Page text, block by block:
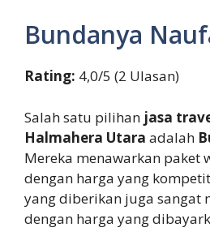
Bundanya
Rating: 4,0/5 (2 Ulasan)
Salah satu pilihan jasa
Halmahera Utara adalah
Mereka menawarkan paket
dengan harga yang
yang diberikan juga sangat
dengan harga yang